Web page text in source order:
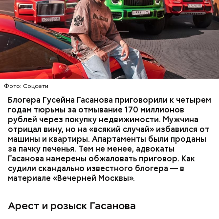
Фото: Соцсети
Блогера Гусейна Гасанова приговорили к четырем
годам тюрьмы за отмывание 170 миллионов
рублей через покупку недвижимости. Мужчина
отрицал вину, но на «всякий случай» избавился от
машины и квартиры. Апартаменты были проданы
за пачку печенья. Тем не менее, адвокаты
Гасанова намерены обжаловать приговор. Как
судили скандально известного блогера — в
материале «Вечерней Москвы».
Арест и розыск Гасанова
В мае 2025 года МВД РФ объявило в
международный розыскблогера Гусейна Гасанова.
В его отношении возбудили уголовное дело о
неуплате налогов и легализации преступных
доходов в особо крупном размере. В тот же день
мужчину заочно арестовали.
НАЛОГИ ПОИСК ЛЮДЕЙ ДЕНЬГИ
МВД
ГАСАН ГУСЕЙНОВ
Молодого человека задержали. На первом же
допросе он признался, что планировал отравить
только отчима. Тогда следователи посчитали, что
мотивом преступления была квартира родителей,
которая в случае их смерти перешла бы сыну. Но
спустя несколько дней Миссюра заявил, что ранее
уже травил других людей.